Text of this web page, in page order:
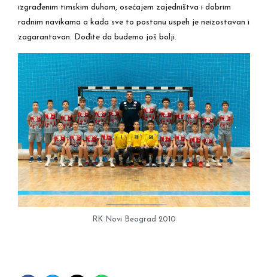
izgrađenim timskim duhom, osećajem zajedništva i dobrim
radnim navikama a kada sve to postanu uspeh je neizostavan i
zagarantovan. Dođite da budemo još bolji.
RK Novi Beograd 2010